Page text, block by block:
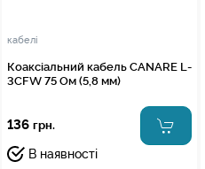
кабелі
Коаксіальний кабель CANARE L-
3CFW 75 Ом (5,8 мм)
136 грн.
В наявності